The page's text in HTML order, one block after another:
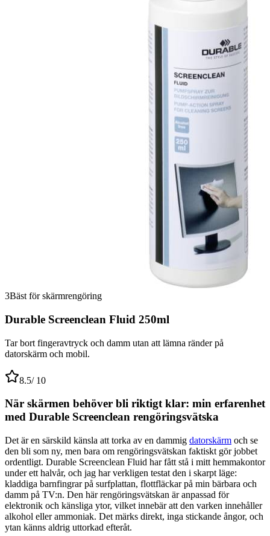
3Bäst för skärmrengöring
Durable Screenclean Fluid 250ml
Tar bort fingeravtryck och damm utan att lämna ränder på
datorskärm och mobil.
8.5/ 10
När skärmen behöver bli riktigt klar: min erfarenhet
med Durable Screenclean rengöringsvätska
Det är en särskild känsla att torka av en dammig datorskärm och se
den bli som ny, men bara om rengöringsvätskan faktiskt gör jobbet
ordentligt. Durable Screenclean Fluid har fått stå i mitt hemmakontor
under ett halvår, och jag har verkligen testat den i skarpt läge:
kladdiga barnfingrar på surfplattan, flottfläckar på min bärbara och
damm på TV:n. Den här rengöringsvätskan är anpassad för
elektronik och känsliga ytor, vilket innebär att den varken innehåller
alkohol eller ammoniak. Det märks direkt, inga stickande ångor, och
ytan känns aldrig uttorkad efteråt.